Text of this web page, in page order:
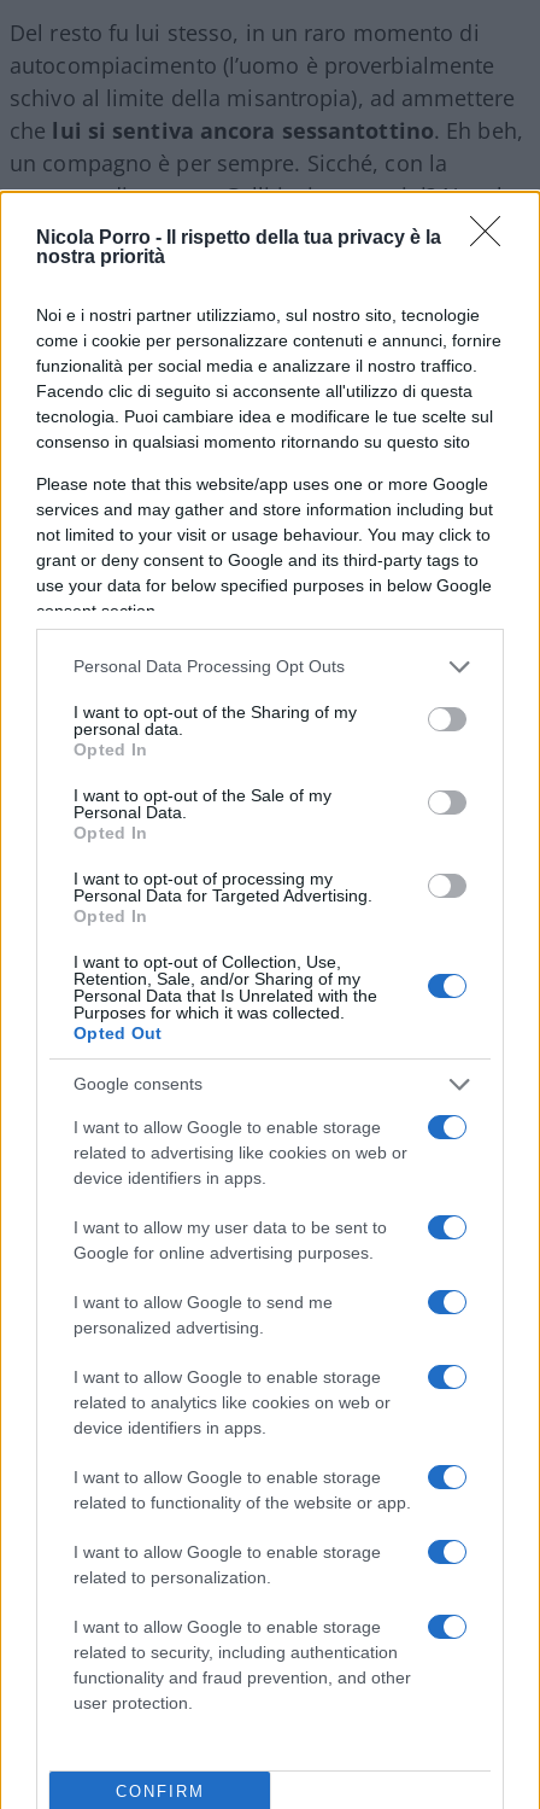
Nicola Porro -
Il rispetto della tua privacy è la
nostra priorità
Noi e i nostri partner utilizziamo, sul nostro sito, tecnologie
come i cookie per personalizzare contenuti e annunci, fornire
funzionalità per social media e analizzare il nostro traffico.
Facendo clic di seguito si acconsente all'utilizzo di questa
tecnologia. Puoi cambiare idea e modificare le tue scelte sul
consenso in qualsiasi momento ritornando su questo sito
Please note that this website/app uses one or more Google
services and may gather and store information including but
not limited to your visit or usage behaviour. You may click to
grant or deny consent to Google and its third-party tags to
use your data for below specified purposes in below Google
consent section.
Personal Data Processing Opt Outs
I want to opt-out of the Sharing of my
personal data.
Opted In
I want to opt-out of the Sale of my
Personal Data.
Opted In
I want to opt-out of processing my
Personal Data for Targeted Advertising.
Opted In
I want to opt-out of Collection, Use,
Retention, Sale, and/or Sharing of my
Personal Data that Is Unrelated with the
Purposes for which it was collected.
Opted Out
Google consents
I want to allow Google to enable storage
related to advertising like cookies on web or
device identifiers in apps.
I want to allow my user data to be sent to
Google for online advertising purposes.
I want to allow Google to send me
personalized advertising.
I want to allow Google to enable storage
related to analytics like cookies on web or
device identifiers in apps.
I want to allow Google to enable storage
related to functionality of the website or app.
I want to allow Google to enable storage
related to personalization.
I want to allow Google to enable storage
related to security, including authentication
functionality and fraud prevention, and other
user protection.
CONFIRM
Del resto fu lui stesso, in un raro momento di
autocompiacimento (l’uomo è proverbialmente
schivo al limite della misantropia), ad ammettere
che lui si sentiva ancora sessantottino. Eh beh,
un compagno è per sempre. Sicché, con la
coerenza di sempre, Galli insiste: vaccini? Naaah,
pozioni superate, sparati così non servono a
niente. Portare il coprifuoco a mezzanotte? Pazzi
dell’umanità. Più rigorista di Le Tissier, che non
era uno scienziato ma un calciatore del
Southampton che dal dischetto non ne sbagliava
uno (anzi, uno solo su 48 in carriera), Galli ha
appena scolpito dalla solita Gruber: “Quel che
abbiamo ora è un ottimo vaccino per un virus che
girava un anno fa in Cina. Il panorama
attualmente si è molto variegato e questo rende
difficile poter pensare con l’attuale vaccino di
raggiungere l’immunità di gregge
vaccino Pfizer ha il 97% di efficacia per evitare
cimitero, rianimazione e ospedale per qualsiasi
variante [ma] se consideriamo l’infezione con la
molto inferiore. La domanda è: con questo
vaccino otteniamo l’immunità di gregge,
riusciamo a non far circolare il virus? La risposta è
probabilmente no”.
Virologi con licenza di sfondone
La domanda è:quousque tandem
abutere
due palle nostre? Perché la sua è probabilmente
una supercazzola, ma il senso è chiaro: tutti
dentro, tutti fermi, nessuno muova un muscolo
Burrasca. E pazienza se d’estate il virus cede,
queste sono credenze stregonesche, la verità è
una sola, splende nel sol dell’avvenire, ed è la
versione leninista aggiornata: il comunismo sono i
soviet più l’elettrificazione da filo spinato per chi
Quantum mutatus ab illo!, che all’inizio del
gran casino, marzo 2020, predicava tutt’altra
supercazzola: “La malattia da noi difficilmente
potrà diffondersi e l’esiguità del numero di casi
manifestati, ci dà la dimensione del contenimento
con licenza di sfondone. Poi il Galli, che molti
farebbero volentieri allo spiedo, ha scoperto
delizie della tivù
, che è una droga, e ha
sperimentatore di tutte le sovraesposizioni